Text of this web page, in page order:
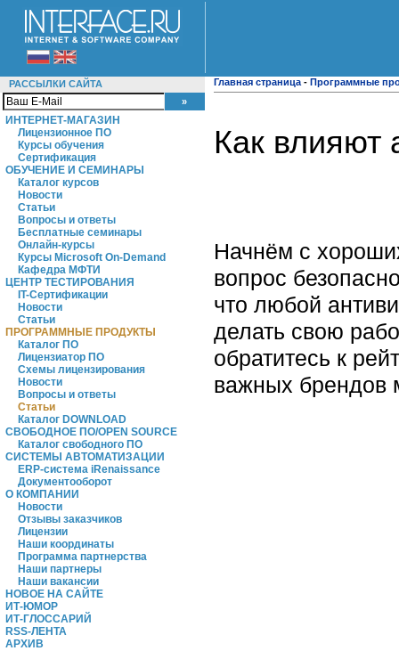
РАССЫЛКИ САЙТА
ИНТЕРНЕТ-МАГАЗИН
Лицензионное ПО
Курсы обучения
Сертификация
ОБУЧЕНИЕ И СЕМИНАРЫ
Каталог курсов
Новости
Статьи
Вопросы и ответы
Бесплатные семинары
Онлайн-курсы
Курсы Microsoft On-Demand
Кафедра МФТИ
ЦЕНТР ТЕСТИРОВАНИЯ
IT-Сертификации
Новости
Статьи
ПРОГРАММНЫЕ ПРОДУКТЫ
Каталог ПО
Лицензиатор ПО
Схемы лицензирования
Новости
Вопросы и ответы
Статьи
Каталог DOWNLOAD
СВОБОДНОЕ ПО/OPEN SOURCE
Каталог свободного ПО
СИСТЕМЫ АВТОМАТИЗАЦИИ
ERP-система iRenaissance
Документооборот
О КОМПАНИИ
Новости
Отзывы заказчиков
Лицензии
Наши координаты
Программа партнерства
Наши партнеры
Наши вакансии
НОВОЕ НА САЙТЕ
ИТ-ЮМОР
ИТ-ГЛОССАРИЙ
RSS-ЛЕНТА
АРХИВ
Главная страница - Программные
Как влияют
Начнём с
вопрос
что любой
делать свою
обратитесь к
важных брендов